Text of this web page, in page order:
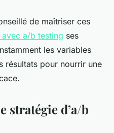
de maîtriser ces
a/b testing ses
les variables
résultats pour nourrir une
stratégie d’a/b